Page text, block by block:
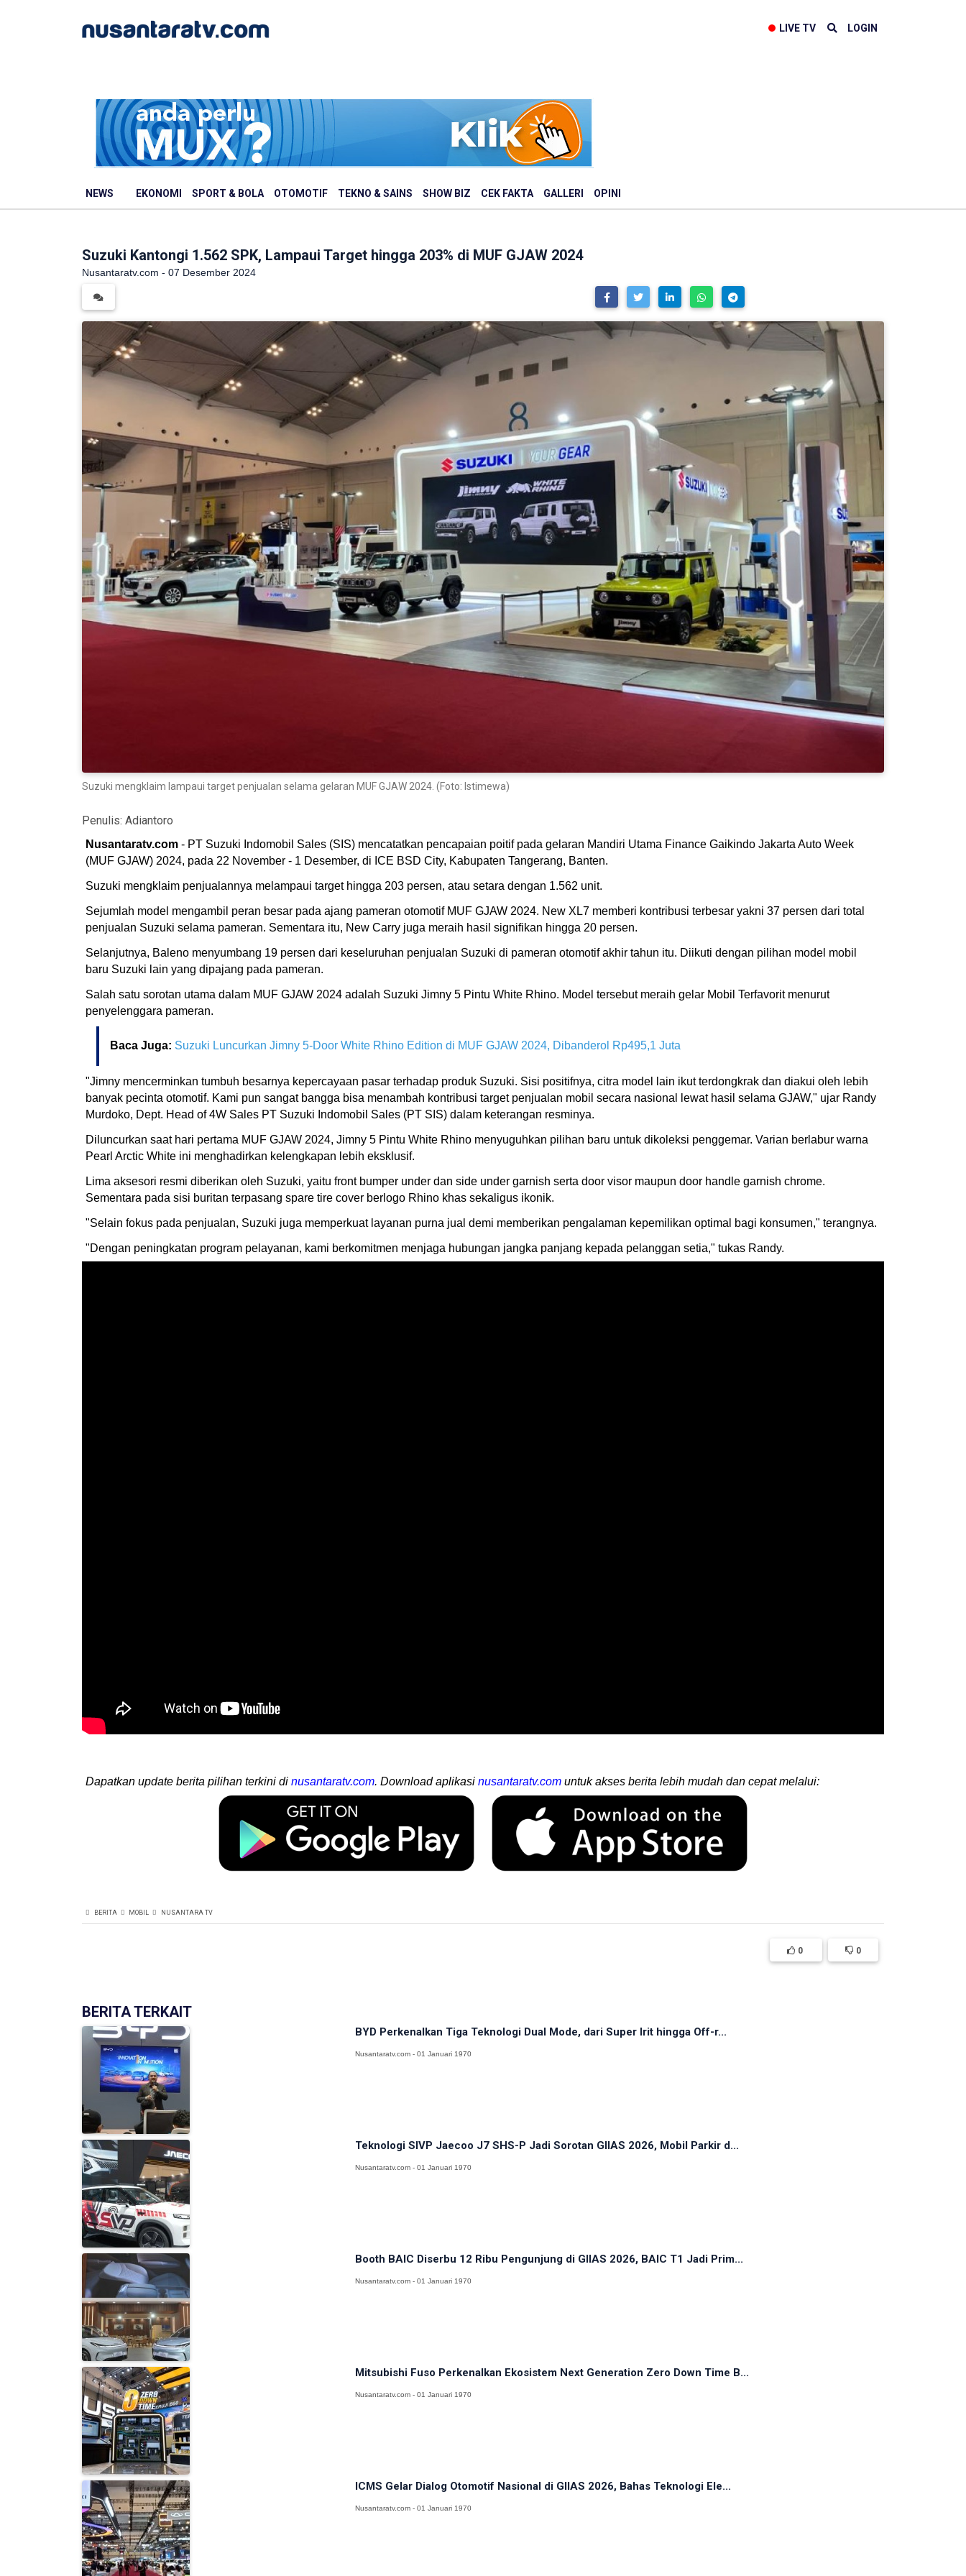
LIVE TV LOGIN
NEWS EKONOMI SPORT & BOLA OTOMOTIF TEKNO & SAINS SHOW BIZ CEK FAKTA GALLERI OPINI
Suzuki Kantongi 1.562 SPK, Lampaui Target hingga 203% di MUF GJAW 2024
Nusantaratv.com - 07 Desember 2024
Suzuki mengklaim lampaui target penjualan selama gelaran MUF GJAW 2024. (Foto: Istimewa)
Penulis: Adiantoro
Nusantaratv.com - PT Suzuki Indomobil Sales (SIS) mencatatkan pencapaian poitif pada gelaran Mandiri Utama Finance Gaikindo Jakarta Auto Week
(MUF GJAW) 2024, pada 22 November - 1 Desember, di ICE BSD City, Kabupaten Tangerang, Banten.
Suzuki mengklaim penjualannya melampaui target hingga 203 persen, atau setara dengan 1.562 unit.
Sejumlah model mengambil peran besar pada ajang pameran otomotif MUF GJAW 2024. New XL7 memberi kontribusi terbesar yakni 37 persen dari total
penjualan Suzuki selama pameran. Sementara itu, New Carry juga meraih hasil signifikan hingga 20 persen.
Selanjutnya, Baleno menyumbang 19 persen dari keseluruhan penjualan Suzuki di pameran otomotif akhir tahun itu. Diikuti dengan pilihan model mobil
baru Suzuki lain yang dipajang pada pameran.
Salah satu sorotan utama dalam MUF GJAW 2024 adalah Suzuki Jimny 5 Pintu White Rhino. Model tersebut meraih gelar Mobil Terfavorit menurut
penyelenggara pameran.
Baca Juga: Suzuki Luncurkan Jimny 5-Door White Rhino Edition di MUF GJAW 2024, Dibanderol Rp495,1 Juta
"Jimny mencerminkan tumbuh besarnya kepercayaan pasar terhadap produk Suzuki. Sisi positifnya, citra model lain ikut terdongkrak dan diakui oleh lebih
banyak pecinta otomotif. Kami pun sangat bangga bisa menambah kontribusi target penjualan mobil secara nasional lewat hasil selama GJAW," ujar Randy
Murdoko, Dept. Head of 4W Sales PT Suzuki Indomobil Sales (PT SIS) dalam keterangan resminya.
Diluncurkan saat hari pertama MUF GJAW 2024, Jimny 5 Pintu White Rhino menyuguhkan pilihan baru untuk dikoleksi penggemar. Varian berlabur warna
Pearl Arctic White ini menghadirkan kelengkapan lebih eksklusif.
Lima aksesori resmi diberikan oleh Suzuki, yaitu front bumper under dan side under garnish serta door visor maupun door handle garnish chrome.
Sementara pada sisi buritan terpasang spare tire cover berlogo Rhino khas sekaligus ikonik.
"Selain fokus pada penjualan, Suzuki juga memperkuat layanan purna jual demi memberikan pengalaman kepemilikan optimal bagi konsumen," terangnya.
"Dengan peningkatan program pelayanan, kami berkomitmen menjaga hubungan jangka panjang kepada pelanggan setia," tukas Randy.
Dapatkan update berita pilihan terkini di nusantaratv.com. Download aplikasi nusantaratv.com untuk akses berita lebih mudah dan cepat melalui:
BERITA MOBIL NUSANTARA TV
0 0
BERITA TERKAIT
BYD Perkenalkan Tiga Teknologi Dual Mode, dari Super Irit hingga Off-r...
Nusantaratv.com - 01 Januari 1970
Teknologi SIVP Jaecoo J7 SHS-P Jadi Sorotan GIIAS 2026, Mobil Parkir d...
Nusantaratv.com - 01 Januari 1970
Booth BAIC Diserbu 12 Ribu Pengunjung di GIIAS 2026, BAIC T1 Jadi Prim...
Nusantaratv.com - 01 Januari 1970
Mitsubishi Fuso Perkenalkan Ekosistem Next Generation Zero Down Time B...
Nusantaratv.com - 01 Januari 1970
ICMS Gelar Dialog Otomotif Nasional di GIIAS 2026, Bahas Teknologi Ele...
Nusantaratv.com - 01 Januari 1970